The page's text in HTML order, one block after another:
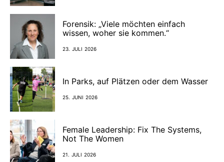
Forensik: „Viele möchten einfach
wissen, woher sie kommen.“
23. JULI 2026
In Parks, auf Plätzen oder dem Wasser
25. JUNI 2026
Female Leadership: Fix The Systems,
Not The Women
21. JULI 2026